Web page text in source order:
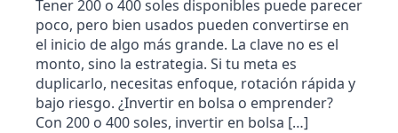
Tener 200 o 400 soles disponibles puede parecer
poco, pero bien usados pueden convertirse en
el inicio de algo más grande. La clave no es el
monto, sino la estrategia. Si tu meta es
duplicarlo, necesitas enfoque, rotación rápida y
bajo riesgo. ¿Invertir en bolsa o emprender?
Con 200 o 400 soles, invertir en bolsa […]